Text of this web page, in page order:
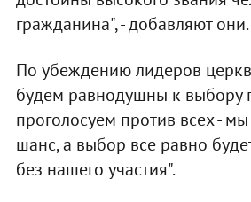
гражданина", - добавляют они.
По убеждению лидеров
будем равнодушны к выбору
проголосуем против всех -
шанс, а выбор все равно
без нашего участия".